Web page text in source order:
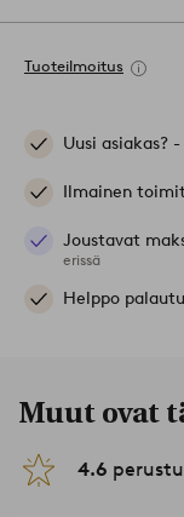
Tuoteilmoitus
Uusi asiakas? -
Ilmainen
Joustavat
erissä
Helppo
Muut ovat
4.6